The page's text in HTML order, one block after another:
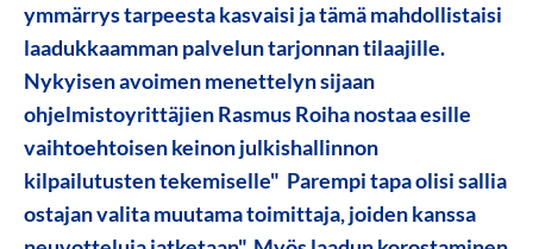
ymmärrys tarpeesta kasvaisi ja tämä mahdollistaisi
laadukkaamman palvelun tarjonnan tilaajille.
Nykyisen avoimen menettelyn sijaan
ohjelmistoyrittäjien Rasmus Roiha nostaa esille
vaihtoehtoisen keinon julkishallinnon
kilpailutusten tekemiselle" Parempi tapa olisi sallia
ostajan valita muutama toimittaja, joiden kanssa